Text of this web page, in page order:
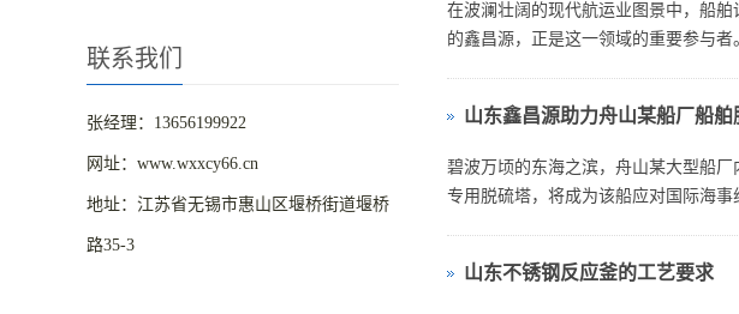
联系我们
张经理：13656199922
网址：www.wxxcy66.cn
地址：江苏省无锡市惠山区堰桥街道堰桥
路35-3
在波澜壮阔的现代航运业图景中，船
的鑫昌源，正是这一领域的重要参与
山东鑫昌源助力舟山某船厂船
碧波万顷的东海之滨，舟山某大型船
专用脱硫塔，将成为该船应对国际海
山东不锈钢反应釜的工艺要求